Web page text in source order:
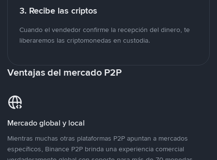
3. Recibe las criptos
Cuando el vendedor confirme la recepción del dinero, te
liberaremos las criptomonedas en custodia.
Ventajas del mercado P2P
Mercado global y local
Mientras muchas otras plataformas P2P apuntan a mercados
específicos, Binance P2P brinda una experiencia comercial